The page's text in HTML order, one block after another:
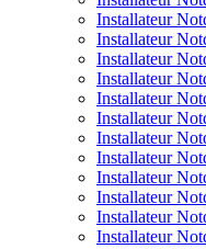
Installateur
Installateur
Installateur
Installateur
Installateur
Installateur
Installateur
Installateur
Installateur
Installateur
Installateur
Installateur